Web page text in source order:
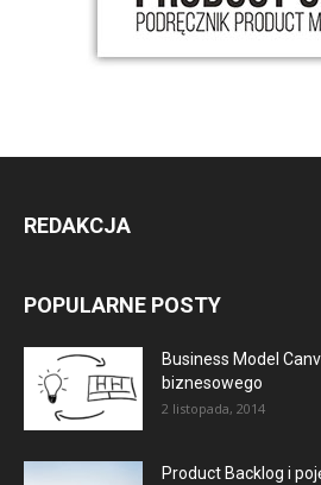
REDAKCJA
POPULARNE POSTY
Business Model
biznesowego
2 listopada, 2014
Product Backlog i